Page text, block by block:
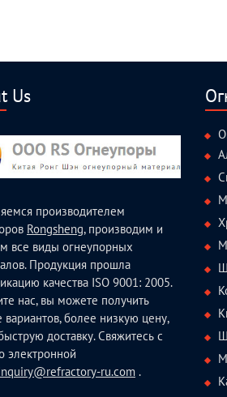
Us
производителем
Rongsheng, производим и
все виды огнеупорных
Продукция прошла
качества ISO 9001: 2005.
нас, вы можете получить
более низкую цену,
доставку. Свяжитесь с
электронной
ru.com .